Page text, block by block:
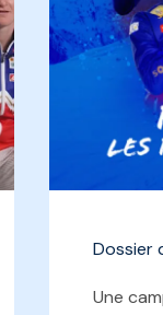
Dossier
Une